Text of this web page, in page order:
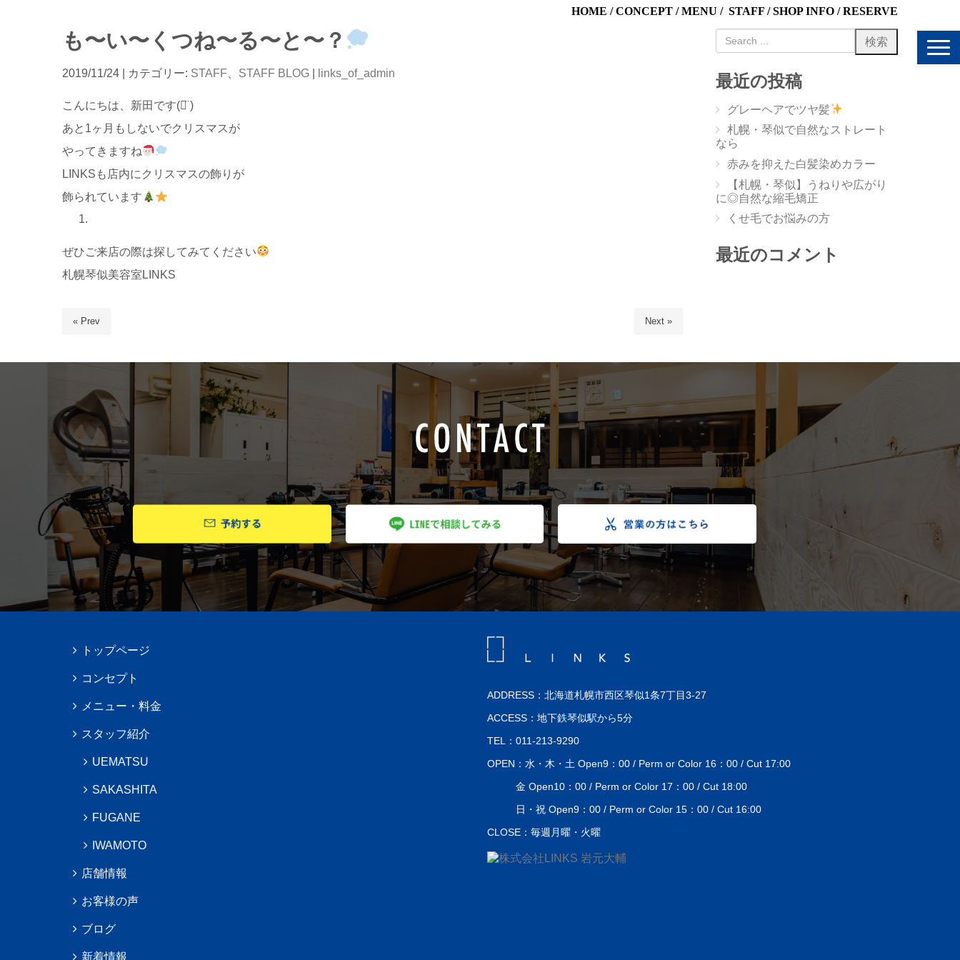
HOME /CONCEPT /MENU / STAFF /SHOP INFO /RESERVE
N
も〜い〜くつね〜る〜と〜？
2019/11/24 | カテゴリー: STAFF STAFF BLOG links_of_admin
こんにちは、新田です‪‪(ᯅ̈ )
あと 1ヶ月もしないでクリスマスが
やってきますね
LINKS も店内にクリスマスの飾りが
飾られています
ぜひご来店の際は探してみてください
札幌琴似美容室 LINKS
« Prev Next »
最近の投稿
グレーヘアでツヤ髪
札幌・琴似で自然なストレート
なら
赤みを抑えた白髪染めカラー
【札幌・琴似】うねりや広がり
に◎自然な縮毛矯正
くせ毛でお悩みの方
最近のコメント
トップページ
コンセプト
メニュー・料金
スタッフ紹介
UEMATSU
SAKASHITA
FUGANE
IWAMOTO
店舗情報
お客様の声
ブログ
新着情報
ADDRESS：北海道札幌市西区琴似1条7丁目3-27
ACCESS：地下鉄琴似駅から5分
TEL：011-213-9290
OPEN：水・木・土 Open9：00 / Perm or Color 16：00 / Cut 17:00
金 Open10：00 / Perm or Color 17：00 / Cut 18:00
日・祝 Open9：00 / Perm or Color 15：00 / Cut 16:00
CLOSE：毎週月曜・火曜